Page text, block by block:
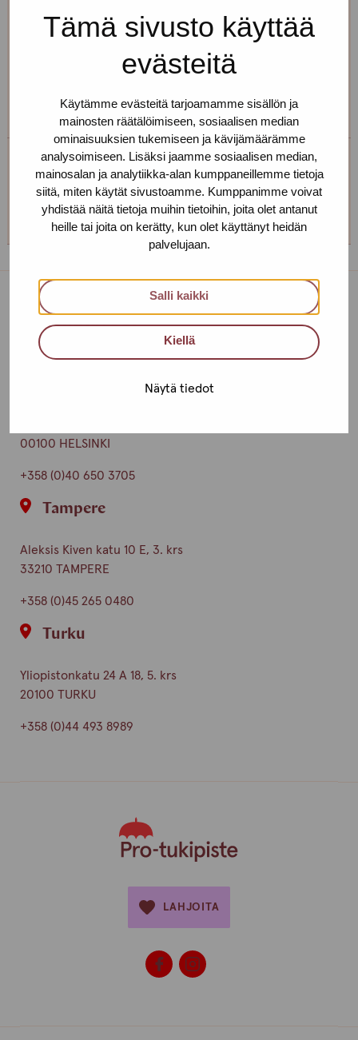
Tämä sivusto käyttää
evästeitä
Käytämme evästeitä tarjoamamme sisällön ja
mainosten räätälöimiseen, sosiaalisen median
ominaisuuksien tukemiseen ja kävijämäärämme
analysoimiseen. Lisäksi jaamme sosiaalisen median,
mainosalan ja analytiikka-alan kumppaneillemme tietoja
siitä, miten käytät sivustoamme. Kumppanimme voivat
yhdistää näitä tietoja muihin tietoihin, joita olet antanut
heille tai joita on kerätty, kun olet käyttänyt heidän
palvelujaan.
Salli kaikki
Kiellä
Näytä tiedot
Jos et pääse paikalle, mutta haluaisit
tavata, niin ota yhteyttä!
Helsingin toimipiste
+358 (0)40 650 3705
Toimipisteet
Ota yhteyttä
00100 HELSINKI
+358 (0)40 650 3705
Tampere
Aleksis Kiven katu 10 E, 3. krs
33210 TAMPERE
+358 (0)45 265 0480
Turku
Yliopistonkatu 24 A 18, 5. krs
20100 TURKU
+358 (0)44 493 8989
LAHJOITA